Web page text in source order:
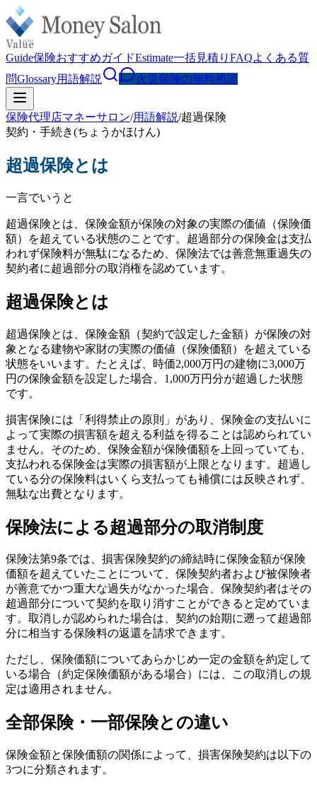
Guide保険おすすめガイドEstimate一括見積り FAQよくある質
問Glossary用語解説 火災保険の無料相談
保険代理店マネーサロン/用語解説/超過保険
契約・手続き(ちょうかほけん)
超過保険とは
一言でいうと
超過保険とは、保険金額が保険の対象の実際の価値（保険価
額）を超えている状態のことです。超過部分の保険金は支払
われず保険料が無駄になるため、保険法では善意無重過失の
契約者に超過部分の取消権を認めています。
超過保険とは
超過保険とは、保険金額（契約で設定した金額）が保険の対
象となる建物や家財の実際の価値（保険価額）を超えている
状態をいいます。たとえば、時価2,000万円の建物に3,000万
円の保険金額を設定した場合、1,000万円分が超過した状態
です。
損害保険には「利得禁止の原則」があり、保険金の支払いに
よって実際の損害額を超える利益を得ることは認められてい
ません。そのため、保険金額が保険価額を上回っていても、
支払われる保険金は実際の損害額が上限となります。超過し
ている分の保険料はいくら支払っても補償には反映されず、
無駄な出費となります。
保険法による超過部分の取消制度
保険法第9条では、損害保険契約の締結時に保険金額が保険
価額を超えていたことについて、保険契約者および被保険者
が善意でかつ重大な過失がなかった場合、保険契約者はその
超過部分について契約を取り消すことができると定めていま
す。取消しが認められた場合は、契約の始期に遡って超過部
分に相当する保険料の返還を請求できます。
ただし、保険価額についてあらかじめ一定の金額を約定して
いる場合（約定保険価額がある場合）には、この取消しの規
定は適用されません。
全部保険・一部保険との違い
保険金額と保険価額の関係によって、損害保険契約は以下の
3つに分類されます。